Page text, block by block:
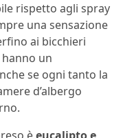
rispetto agli spray
una sensazione
ai bicchieri
un
se ogni tanto la
d’albergo